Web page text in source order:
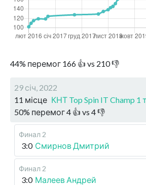
44% перемог 166 👍 vs 210👎
29 січ, 2022
11 місце КНТ Top Spin IT Champ 1
50% перемог4 👍 vs 4👎
Финал 2
3:0 Смирнов Дмитрий
Финал 2
3:0 Малеев Андрей